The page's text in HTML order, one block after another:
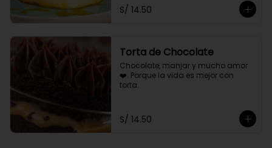
S/ 14.50
Torta de Chocolate
Chocolate, manjar y mucho amor
❤️. Porque la vida es mejor con
torta.
S/ 14.50